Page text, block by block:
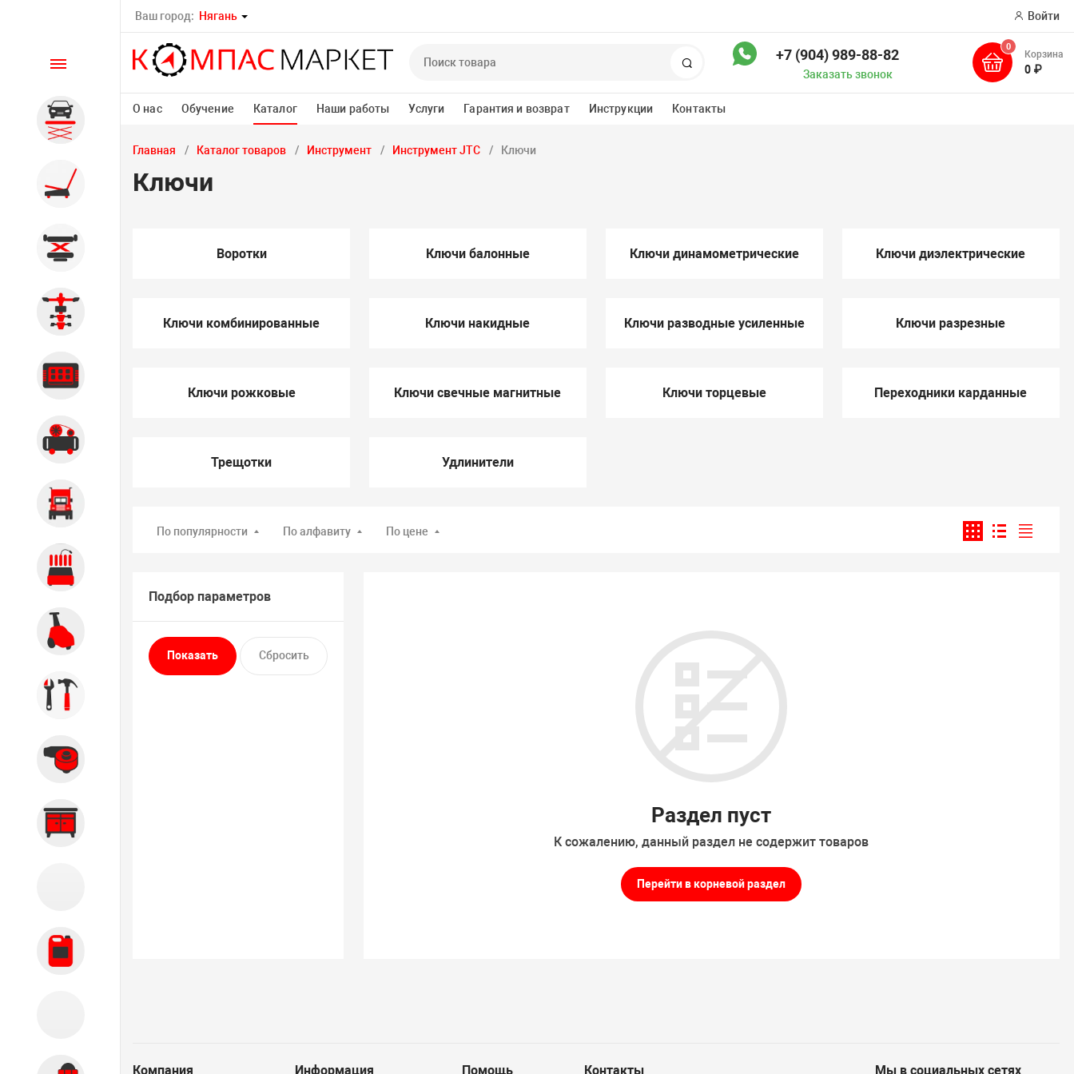
Ваш город: Нягань Войти
Поиск +7 (904) 989-88-82
Заказать звонок
0
Корзина
0 ₽
О нас Обучение Каталог Наши работы Услуги Гарантия и возврат Инструкции Контакты
Каталог
Автомобильные подъемники
Шиномонтажное
оборудование
Главная Каталог товаров Инструмент Инструмент JTC Ключи
Ключи
Воротки Ключи балонные Ключи динамометрические Ключи диэлектрические
Ключи комбинированные Ключи накидные Ключи разводные усиленные Ключи разрезные
Ключи рожковые Ключи свечные магнитные Ключи торцевые Переходники карданные
Трещотки Удлинители
По популярности По алфавиту По цене
Подбор параметров
Раздел пуст
К сожалению, данный раздел не содержит товаров
Перейти в корневой раздел
Компания Информация Помощь Контакты Мы в социальных сетях